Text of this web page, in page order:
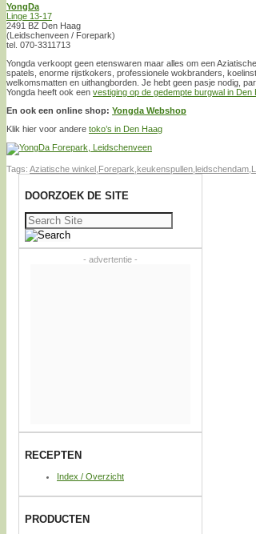
YongDa
Linge 13-17
2491 BZ Den Haag
(Leidschenveen / Forepark)
tel. 070-3311713
Yongda verkoopt geen etenswaren maar alles om een
spatels, enorme rijstkokers, professionele wokbranders,
welkomsmatten en uithangborden. Je hebt geen pasje nodig,
Yongda heeft ook een vestiging op de gedempte burgwal in Den
En ook een online shop: Yongda Webshop
Klik hier voor andere toko’s in Den Haag
Tags: Aziatische winkel Forepark keukenspullen leidschendam
DOORZOEK DE SITE
Zoeken
naar:
- advertentie -
RECEPTEN
Index / Overzicht
PRODUCTEN